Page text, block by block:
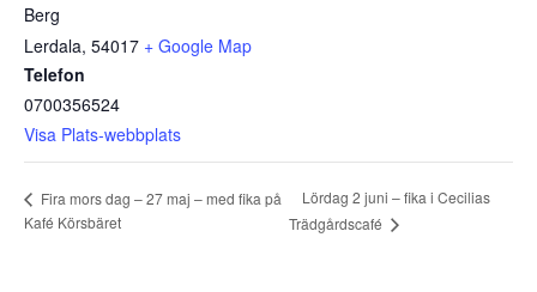
Berg
Lerdala, 54017 + Google Map
Telefon
0700356524
Visa Plats-webbplats
Fira mors dag – 27 maj – med fika på
Kafé Körsbäret
Lördag 2 juni – fika i Cecilias
Trädgårdscafé